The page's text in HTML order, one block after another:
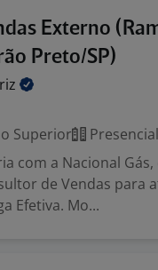
Externo
Preto/SP)
Superior
Presencial
com a Nacional Gás,
de Vendas para
Efetiva. Mo...